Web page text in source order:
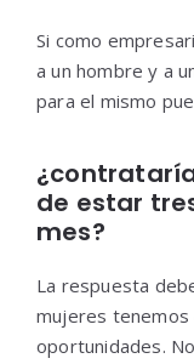
Si como
a un hombre y a
para el mismo
de estar
mes?
La respuesta
mujeres tenemos
oportunidades.